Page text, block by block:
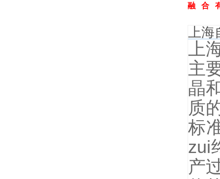
融 合
上
上
主
晶
质
标
zui
产